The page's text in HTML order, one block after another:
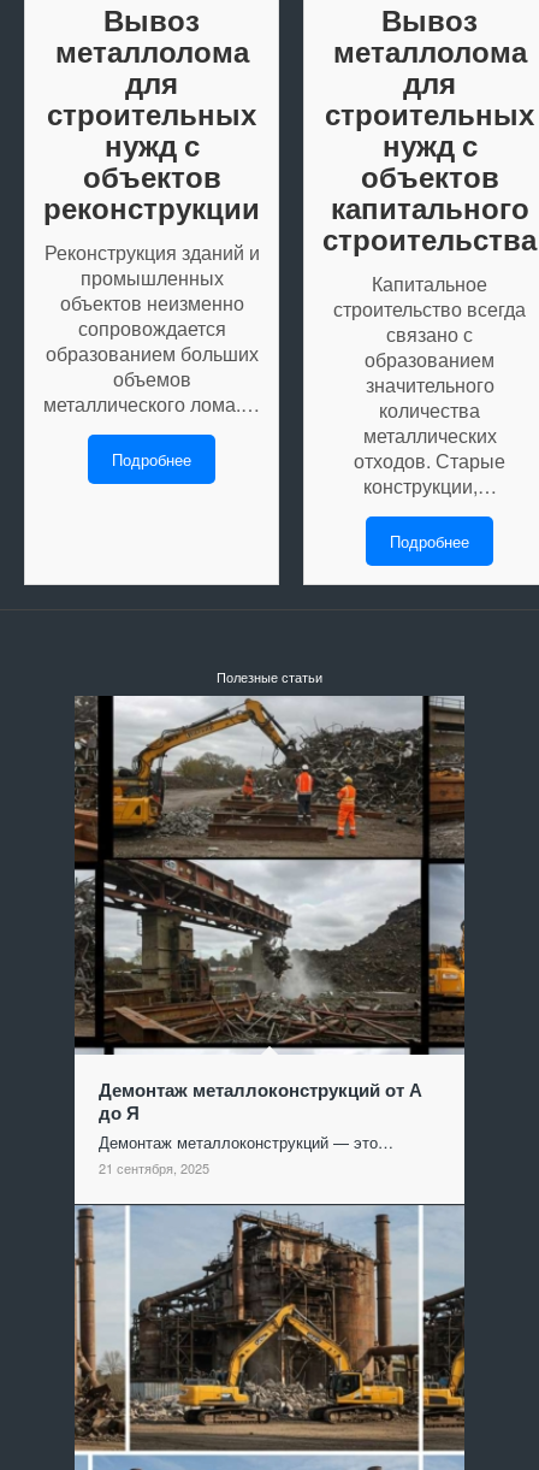
Вывоз
металлолома
для
строительных
нужд с
объектов
реконструкции
Реконструкция зданий и
промышленных
объектов неизменно
сопровождается
образованием больших
объемов
металлического лома.…
Подробнее
Вывоз
металлолома
для
строительных
нужд с
объектов
капитального
строительства
Капитальное
строительство всегда
связано с
образованием
значительного
количества
металлических
отходов. Старые
конструкции,…
Подробнее
Полезные статьи
Демонтаж металлоконструкций от А
до Я
Демонтаж металлоконструкций — это…
21 сентября, 2025